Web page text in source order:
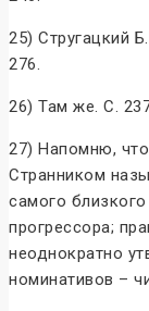
25) Стругацкий
276.
26) Там же. С.
27) Напомню,
Странником
самого
прогрессора;
неоднократно
номинативов –